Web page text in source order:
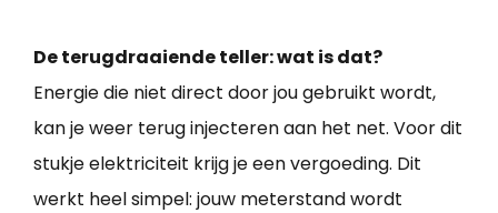
De terugdraaiende teller: wat is dat?
Energie die niet direct door jou gebruikt wordt,
kan je weer terug injecteren aan het net. Voor dit
stukje elektriciteit krijg je een vergoeding. Dit
werkt heel simpel: jouw meterstand wordt